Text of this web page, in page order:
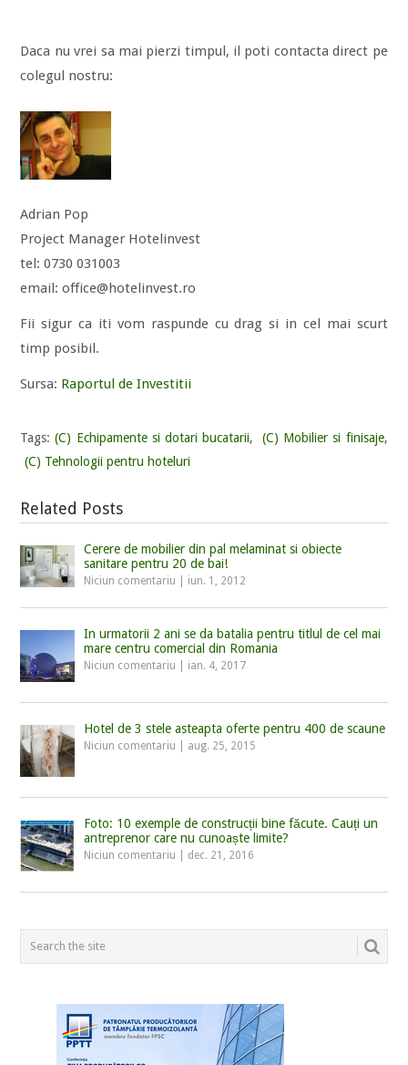
Daca nu vrei sa mai pierzi timpul, il poti contacta direct pe
colegul nostru:
Adrian Pop
Project Manager Hotelinvest
tel: 0730 031003
email: office@hotelinvest.ro
Fii sigur ca iti vom raspunde cu drag si in cel mai scurt
timp posibil.
Sursa: Raportul de Investitii
Tags: (C) Echipamente si dotari bucatarii, (C) Mobilier si finisaje,
(C) Tehnologii pentru hoteluri
Related Posts
Cerere de mobilier din pal melaminat si obiecte
sanitare pentru 20 de bai!
Niciun comentariu iun. 1, 2012
In urmatorii 2 ani se da batalia pentru titlul de cel mai
mare centru comercial din Romania
Niciun comentariu ian. 4, 2017
Hotel de 3 stele asteapta oferte pentru 400 de scaune
Niciun comentariu aug. 25, 2015
Foto: 10 exemple de construcții bine făcute. Cauți un
antreprenor care nu cunoaște limite?
Niciun comentariu dec. 21, 2016